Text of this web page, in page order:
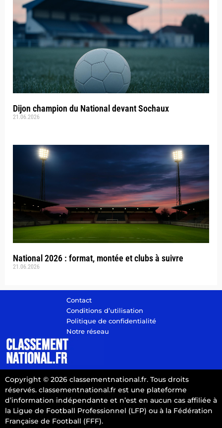
Dijon champion du National devant Sochaux
21.06.2026
National 2026 : format, montée et clubs à suivre
21.06.2026
Contact
Conditions d’utilisation
Politique de confidentialité
Notre réseau
Copyright © 2026 classementnational.fr. Tous droits
réservés. classementnational.fr est une plateforme
d’information indépendante et n’est en aucun cas affiliée à
la Ligue de Football Professionnel (LFP) ou à la Fédération
Française de Football (FFF).